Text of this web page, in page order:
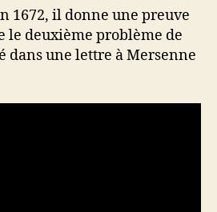
1672, il donne une preuve
le deuxième problème de
dans une lettre à Mersenne